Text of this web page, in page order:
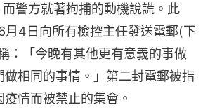
警方就著拘捕的動機說謊。此
4日向所有檢控主任發送電郵(下
：「今晚有其他更有意義的事做
做相同的事情。」第二封電郵被指
情而被禁止的集會。